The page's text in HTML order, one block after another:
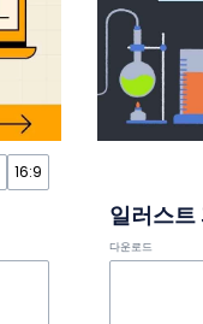
16:9
일러스트
다운로드